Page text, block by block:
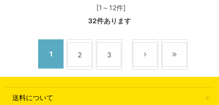
[1～12件]
32件あります
1 2 3
送料について